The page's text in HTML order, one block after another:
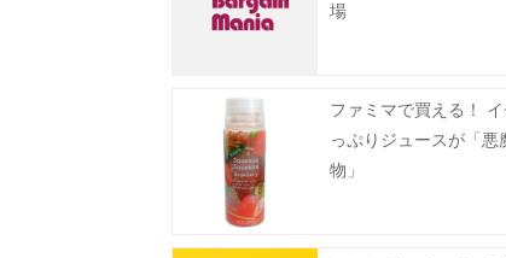
場
ファミマで買える！
っぷりジュースが「悪
物」